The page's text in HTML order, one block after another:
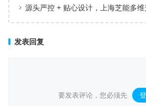
后值得深思
源头严控 + 贴心设计，上海芝能多
发表回复
要发表评论，您必须先